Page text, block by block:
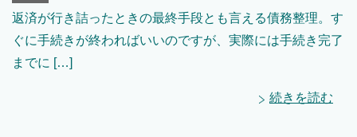
返済が行き詰ったときの最終手段とも言える債務整理。す
ぐに手続きが終わればいいのですが、実際には手続き完了
までに […]
続きを読む